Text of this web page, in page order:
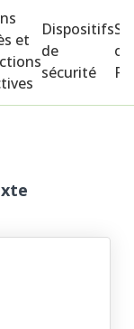
et
Dispositifs
de
sécurité